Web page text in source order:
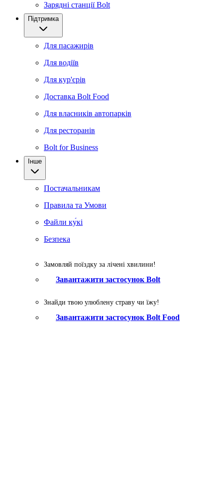
Зарядні станції Bolt
Підтримка
Для пасажирів
Для водіїв
Для кур'єрів
Доставка Bolt Food
Для власників автопарків
Для ресторанів
Bolt for Business
Інше
Постачальникам
Правила та Умови
Файли ку́кі
Безпека
Замовляй поїздку за лічені хвилини!
Завантажити застосунок Bolt
Знайди твою улюблену страву чи їжу!
Завантажити застосунок Bolt Food